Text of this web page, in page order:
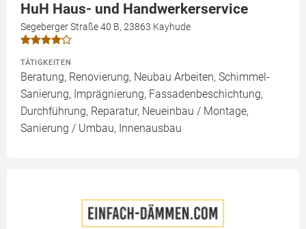
HuH Haus- und Handwerkerservice
Segeberger Straße 40 B, 23863 Kayhude
TÄTIGKEITEN
Beratung, Renovierung, Neubau Arbeiten, Schimmel-
Sanierung, Imprägnierung, Fassadenbeschichtung,
Durchführung, Reparatur, Neueinbau / Montage,
Sanierung / Umbau, Innenausbau